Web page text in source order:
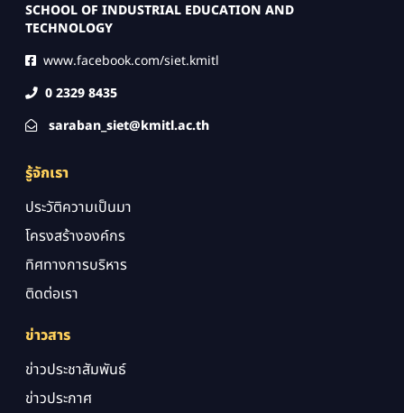
SCHOOL OF INDUSTRIAL EDUCATION AND
TECHNOLOGY
www.facebook.com/siet.kmitl
0 2329 8435
saraban_siet@kmitl.ac.th
รู้จักเรา
ประวัติความเป็นมา
โครงสร้างองค์กร
ทิศทางการบริหาร
ติดต่อเรา
ข่าวสาร
ข่าวประชาสัมพันธ์
ข่าวประกาศ